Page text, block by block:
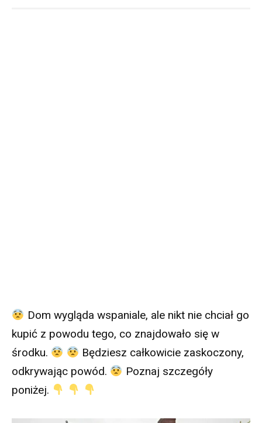
Dom wygląda wspaniale, ale nikt nie chciał go
kupić z powodu tego, co znajdowało się w
środku.
Będziesz całkowicie zaskoczony,
odkrywając powód.
Poznaj szczegóły
poniżej.